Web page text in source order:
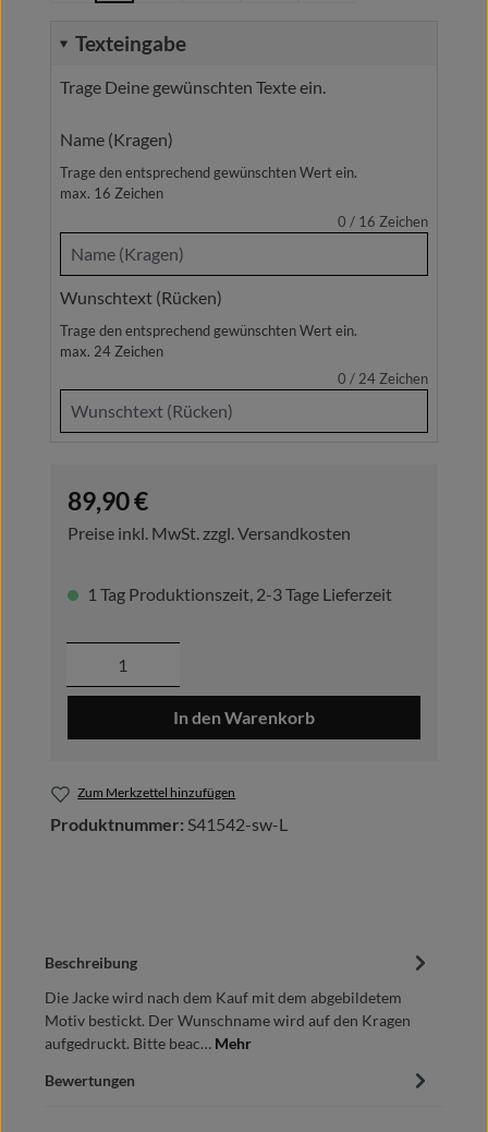
Texteingabe
Trage Deine gewünschten Texte ein.
Name (Kragen)
Trage den entsprechend gewünschten Wert ein.
max. 16 Zeichen
0 / 16 Zeichen
Wunschtext (Rücken)
Trage den entsprechend gewünschten Wert ein.
max. 24 Zeichen
0 / 24 Zeichen
Regulärer Preis:
89,90 €
Preise inkl. MwSt. zzgl. Versandkosten
1 Tag Produktionszeit, 2-3 Tage Lieferzeit
Produkt Anzahl: Gib den gewünschten
In den Warenkorb
Zum Merkzettel hinzufügen
Produktnummer: S41542-sw-L
Beschreibung
Die Jacke wird nach dem Kauf mit dem abgebildetem
Motiv bestickt. Der Wunschname wird auf den Kragen
aufgedruckt. Bitte beac… Mehr
Bewertungen